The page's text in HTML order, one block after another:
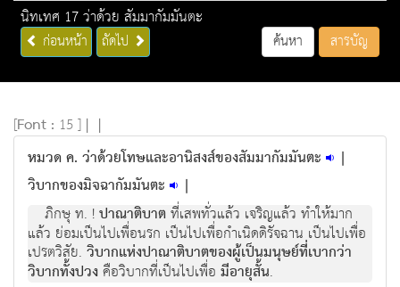
นิทเทศ 17 ว่าด้วย สัมมากัมมันตะ
ก่อนหน้า ถัดไป ค้นหา สารบัญ
[Font : 15 ] | |
หมวด ค. ว่าด้วยโทษและอานิสงส์ของสัมมากัมมันตะ
|
วิบากของมิจฉากัมมันตะ
|
ภิกษุ ท. !ปาณาติบาตที่เสพทั่วแล้ว เจริญแล้ว ทำให้มาก
แล้ว ย่อมเป็นไปเพื่อนรก เป็นไปเพื่อกำเนิดดิรัจฉาน เป็นไปเพื่อ
เปรตวิสัย. วิบากแห่งปาณาติบาตของผู้เป็นมนุษย์ที่เบากว่า
วิบากทั้งปวงคือวิบากที่เป็นไปเพื่อ มีอายุสั้น.